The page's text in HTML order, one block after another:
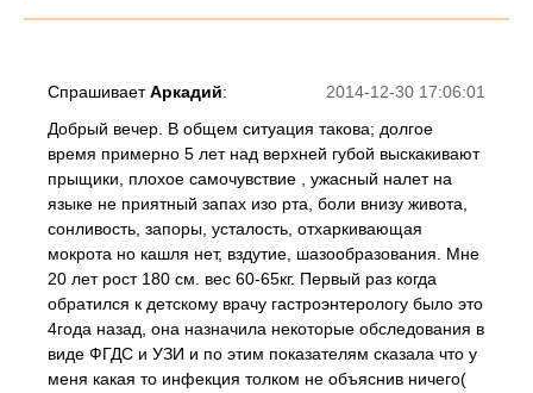
2014-12-30 17:06:01
СпрашиваетАркадий:
Добрый вечер. В общем ситуация такова; долгое
время примерно 5 лет над верхней губой выскакивают
прыщики, плохое самочувствие , ужасный налет на
языке не приятный запах изо рта, боли внизу живота,
сонливость, запоры, усталость, отхаркивающая
мокрота но кашля нет, вздутие, шазообразования. Мне
20 лет рост 180 см. вес 60-65кг. Первый раз когда
обратился к детскому врачу гастроэнтерологу было это
4года назад, она назначила некоторые обследования в
виде ФГДС и УЗИ и по этим показателям сказала что у
меня какая то инфекция толком не объяснив ничего(